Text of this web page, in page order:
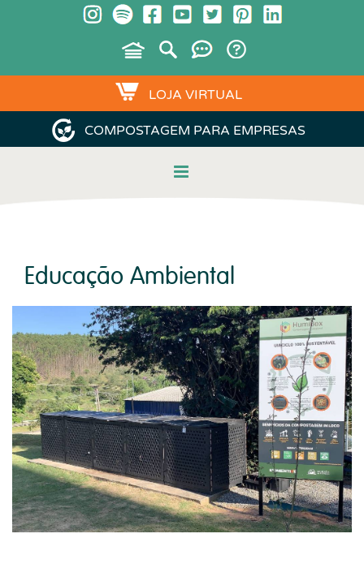
LOJA VIRTUAL
COMPOSTAGEM PARA EMPRESAS
Educação Ambiental